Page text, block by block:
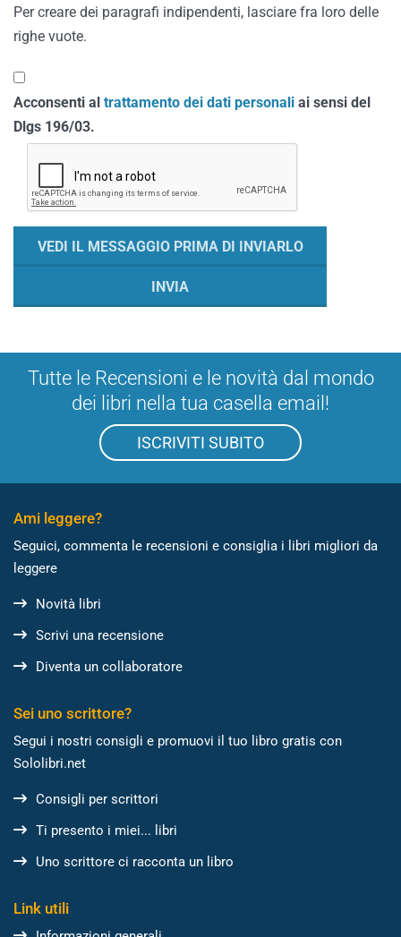
Per creare dei paragrafi indipendenti, lasciare fra loro delle
righe vuote.
Acconsenti al trattamento dei dati personali ai sensi del
Dlgs 196/03.
Tutte le Recensioni e le novità dal mondo
dei libri nella tua casella email!
ISCRIVITI SUBITO
Ami leggere?
Seguici, commenta le recensioni e consiglia i libri migliori da
leggere
Novità libri
Scrivi una recensione
Diventa un collaboratore
Sei uno scrittore?
Segui i nostri consigli e promuovi il tuo libro gratis con
Sololibri.net
Consigli per scrittori
Ti presento i miei... libri
Uno scrittore ci racconta un libro
Link utili